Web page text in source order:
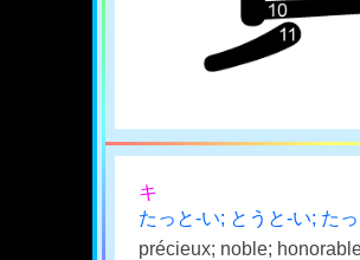
キ
たっと-い; とうと-い; た
précieux; noble;